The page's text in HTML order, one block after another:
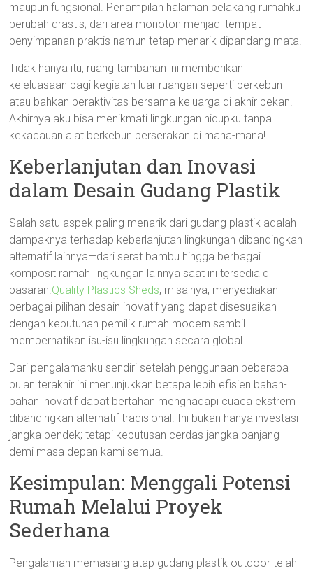
maupun fungsional. Penampilan halaman belakang rumahku
berubah drastis; dari area monoton menjadi tempat
penyimpanan praktis namun tetap menarik dipandang mata.
Tidak hanya itu, ruang tambahan ini memberikan
keleluasaan bagi kegiatan luar ruangan seperti berkebun
atau bahkan beraktivitas bersama keluarga di akhir pekan.
Akhirnya aku bisa menikmati lingkungan hidupku tanpa
kekacauan alat berkebun berserakan di mana-mana!
Keberlanjutan dan Inovasi
dalam Desain Gudang Plastik
Salah satu aspek paling menarik dari gudang plastik adalah
dampaknya terhadap keberlanjutan lingkungan dibandingkan
alternatif lainnya—dari serat bambu hingga berbagai
komposit ramah lingkungan lainnya saat ini tersedia di
pasaran.Quality Plastics Sheds, misalnya, menyediakan
berbagai pilihan desain inovatif yang dapat disesuaikan
dengan kebutuhan pemilik rumah modern sambil
memperhatikan isu-isu lingkungan secara global.
Dari pengalamanku sendiri setelah penggunaan beberapa
bulan terakhir ini menunjukkan betapa lebih efisien bahan-
bahan inovatif dapat bertahan menghadapi cuaca ekstrem
dibandingkan alternatif tradisional. Ini bukan hanya investasi
jangka pendek; tetapi keputusan cerdas jangka panjang
demi masa depan kami semua.
Kesimpulan: Menggali Potensi
Rumah Melalui Proyek
Sederhana
Pengalaman memasang atap gudang plastik outdoor telah